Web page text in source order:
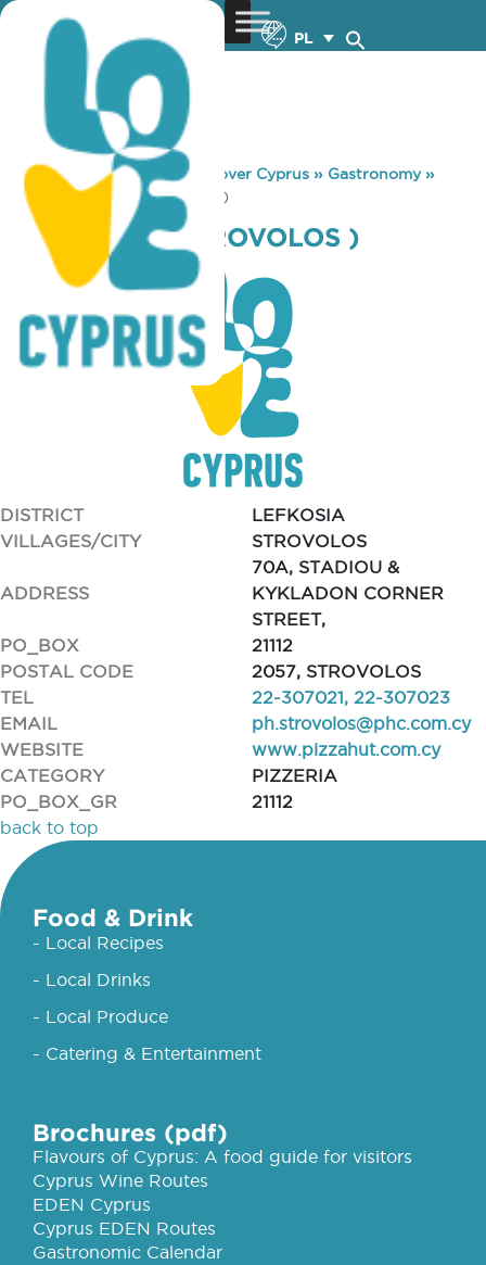
PL
You are here: Home »Discover Cyprus » Gastronomy»
PIZZA HUT ( STROVOLOS )
PIZZA HUT ( STROVOLOS )
DISTRICT
LEFKOSIA
VILLAGES/CITY
STROVOLOS
ADDRESS
70A, STADIOU &
KYKLADON CORNER
STREET,
PO_BOX
21112
POSTAL CODE
2057, STROVOLOS
TEL
22-307021, 22-307023
EMAIL
ph.strovolos@phc.com.cy
WEBSITE
www.pizzahut.com.cy
CATEGORY
PIZZERIA
PO_BOX_GR
21112
back to top
Food & Drink
- Local Recipes
- Local Drinks
- Local Produce
- Catering & Entertainment
Brochures (pdf)
Flavours of Cyprus: A food guide for visitors
Cyprus Wine Routes
EDEN Cyprus
Cyprus EDEN Routes
Gastronomic Calendar